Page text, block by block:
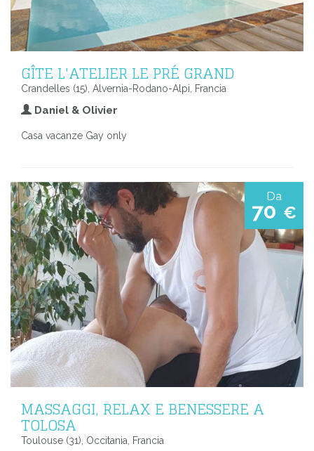
GÎTE L'ATELIER LE PRÉ GRAND
Crandelles (15), Alvernia-Rodano-Alpi, Francia
Daniel & Olivier
Casa vacanze Gay only
Da
70 €
MASSAGGI, RELAX E BENESSERE A
TOLOSA
Toulouse (31), Occitania, Francia